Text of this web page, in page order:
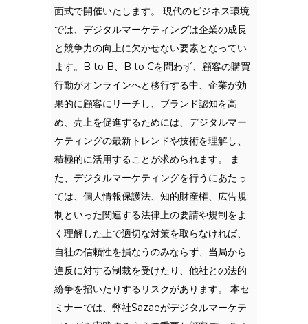
面式で開催いたします。 現代のビジネス環境
では、デジタルマーケティングは企業の成長
と競争力の向上に欠かせない要素となってい
ます。B to B、B to Cを問わず、顧客の購買
行動がオンラインへと移行する中、企業が効
果的に顧客にリーチし、ブランド認知を高
め、売上を促進するためには、デジタルマー
ケティングの最新トレンドや技術を理解し、
積極的に活用することが求められます。 ま
た、デジタルマーケティングを行うにあたっ
ては、個人情報保護法、知的財産権、広告規
制といった関連する法律上の要請や規制をよ
く理解した上で適切な対策を取らなければ、
自社の信頼性を損なうのみならず、当局から
違反に対する制裁を受けたり、他社との法的
紛争を招いたりするリスクがあります。 本セ
ミナーでは、弊社Sazaeがデジタルマーケテ